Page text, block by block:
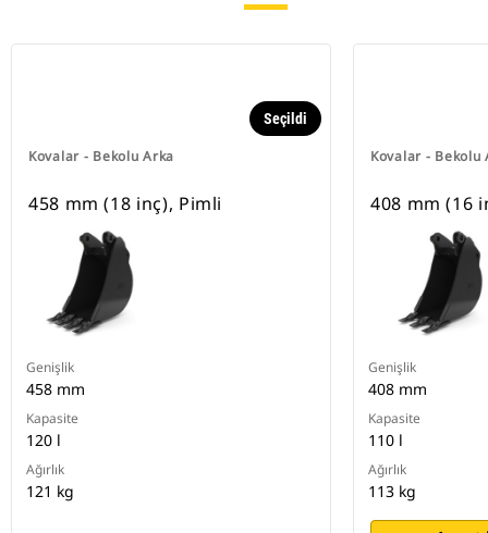
Kovalar - Bekolu Arka
Seçildi
458 mm (18 inç), Pimli
Genişlik
458 mm
Kapasite
120 l
Ağırlık
121 kg
Kovalar - Bekolu
408 mm (16
Genişlik
408 mm
Kapasite
110 l
Ağırlık
113 kg